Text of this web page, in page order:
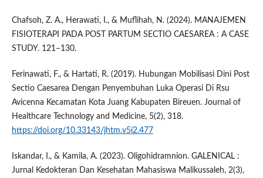
Chafsoh, Z. A., Herawati, I., & Muflihah, N. (2024). MANAJEMEN
FISIOTERAPI PADA POST PARTUM SECTIO CAESAREA : A CASE
STUDY. 121–130.
Ferinawati, F., & Hartati, R. (2019). Hubungan Mobilisasi Dini Post
Sectio Caesarea Dengan Penyembuhan Luka Operasi Di Rsu
Avicenna Kecamatan Kota Juang Kabupaten Bireuen. Journal of
Healthcare Technology and Medicine, 5(2), 318.
https://doi.org/10.33143/jhtm.v5i2.477
Iskandar, I., & Kamila, A. (2023). Oligohidramnion. GALENICAL :
Jurnal Kedokteran Dan Kesehatan Mahasiswa Malikussaleh, 2(3),